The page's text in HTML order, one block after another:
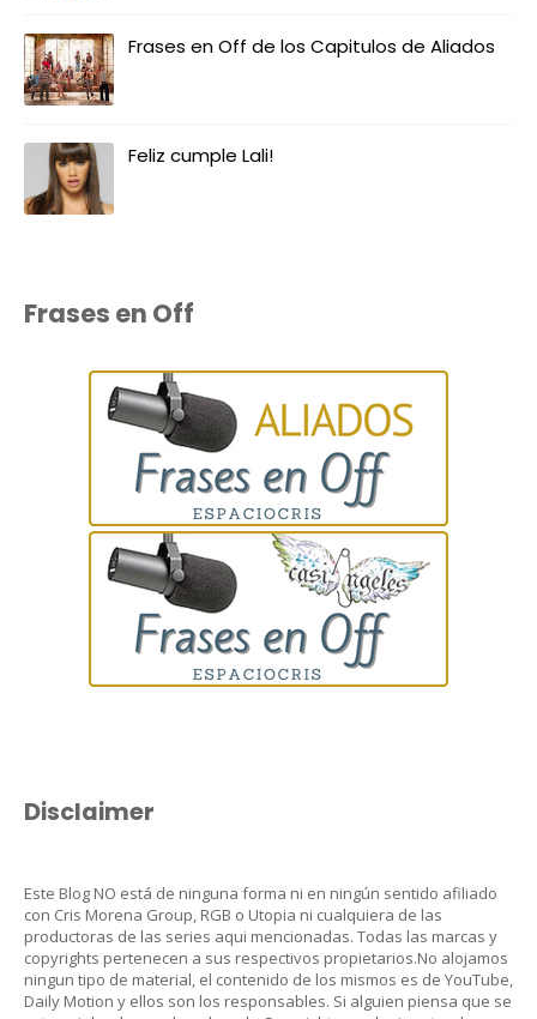
Frases en Off de los Capitulos de Aliados
Feliz cumple Lali!
Frases en Off
Disclaimer
Este Blog NO está de ninguna forma ni en ningún sentido afiliado
con Cris Morena Group, RGB o Utopia ni cualquiera de las
productoras de las series aqui mencionadas. Todas las marcas y
copyrights pertenecen a sus respectivos propietarios.No alojamos
ningun tipo de material, el contenido de los mismos es de YouTube,
Daily Motion y ellos son los responsables. Si alguien piensa que se